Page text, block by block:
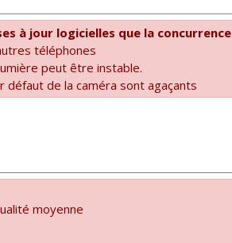
à jour logicielles que la concurrence
téléphones
peut être instable.
défaut de la caméra sont agaçants
moyenne